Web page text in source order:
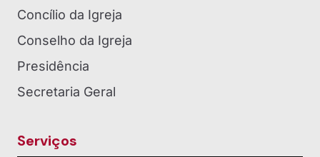
Concílio da Igreja
Conselho da Igreja
Presidência
Secretaria Geral
Serviços